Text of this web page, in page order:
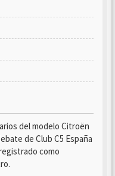
del modelo Citroën
de Club C5 España
como